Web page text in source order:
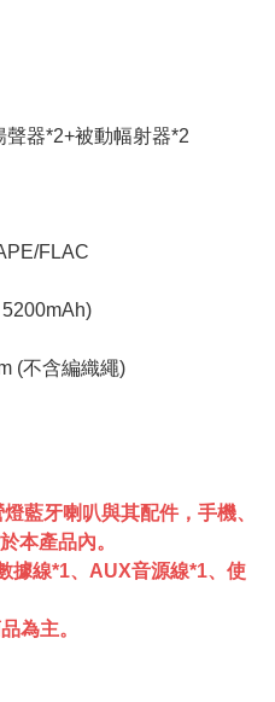
器*2+被動幅射器*2
FLAC
(不含編織繩)
藍牙喇叭與其配件，手機、
本產品內。
據線*1、AUX音源線*1、使
為主。